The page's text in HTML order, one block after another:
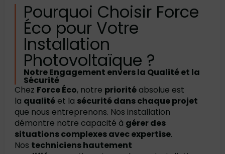
Pourquoi Choisir Force
Éco pour Votre
Installation
Photovoltaïque ?
Notre Engagement envers la Qualité et la
Sécurité
Chez Force Éco, notre prioritéabsolue est
la qualitéet la sécurité dans chaque projet
que nous entreprenons. Nos installation
démontre notre capacité à gérer des
situations complexes avec expertise.
Nos techniciens hautement